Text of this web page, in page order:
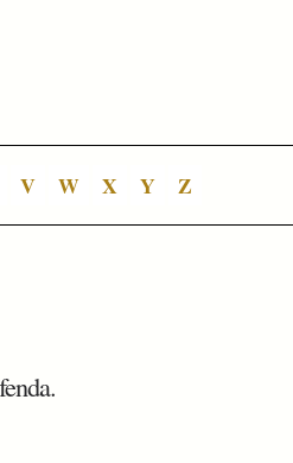
V W X Y Z